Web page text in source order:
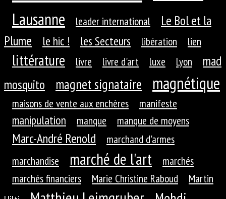
Lausanne leader international
Le Bol et la
Plume
le hic ! les Secteurs libération lien
littérature livre livre d'art luxe Lyon
mad
mosquito
magnet signataire magnétique
maisons de vente aux enchères manifeste
manipulation manque manque de moyens
Marc-André Renold
marchand d'armes
marchandise
marché de l'art
marchés
marchés financiers
Marie Christine Raboud
Martin